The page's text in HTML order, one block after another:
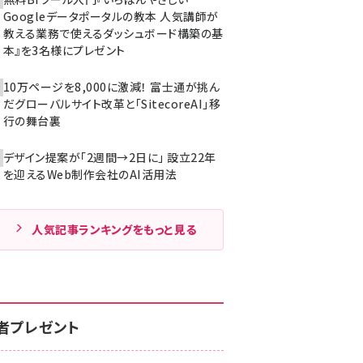
Googleデータポータルの教本 人気講師が
教える業務で使えるダッシュボード構築の基
本』を3名様にプレゼント
10万ページを8,000に激減！ 富士通が挑ん
だグローバルサイト改革と「SitecoreAI」移
行の舞台裏
デザイン提案が「2週間→2日に」 設立22年
を迎えるWeb制作会社のAI活用法
人気記事ランキングをもっと見る
プレゼント